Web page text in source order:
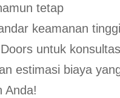
tetap
keamanan
untuk
estimasi biaya
Anda!